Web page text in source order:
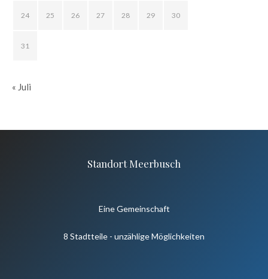
24 25 26 27 28 29 30
31
« Juli
Standort Meerbusch
Eine Gemeinschaft
8 Stadtteile - unzählige Möglichkeiten